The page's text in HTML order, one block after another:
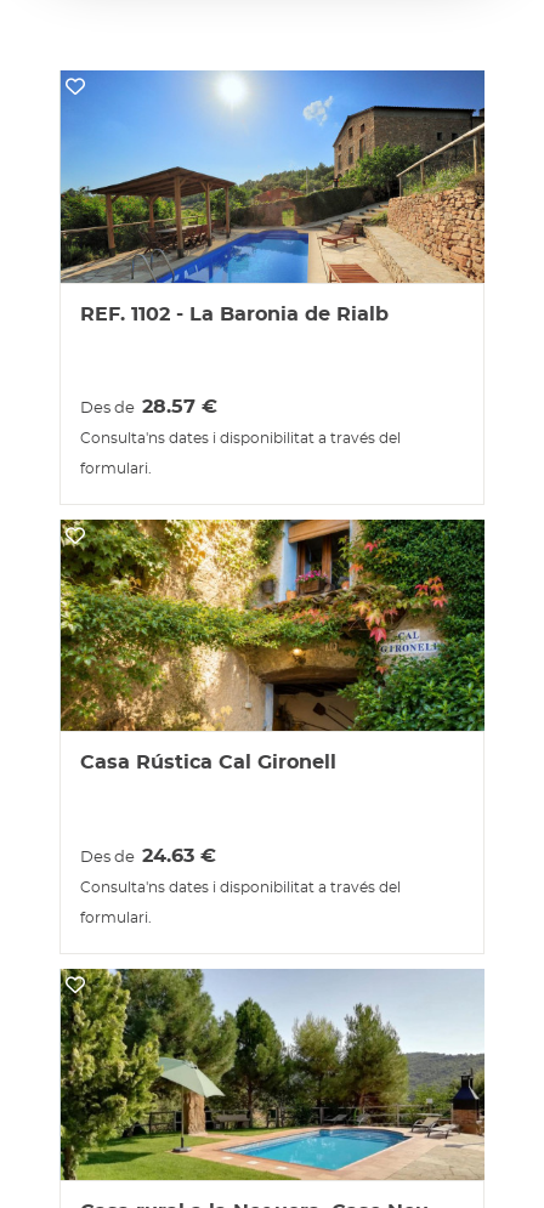
REF. 1102 - La Baronia de Rialb
Des de 28.57€
Consulta'ns dates i disponibilitat a través del
formulari.
Casa Rústica Cal Gironell
Des de 24.63€
Consulta'ns dates i disponibilitat a través del
formulari.